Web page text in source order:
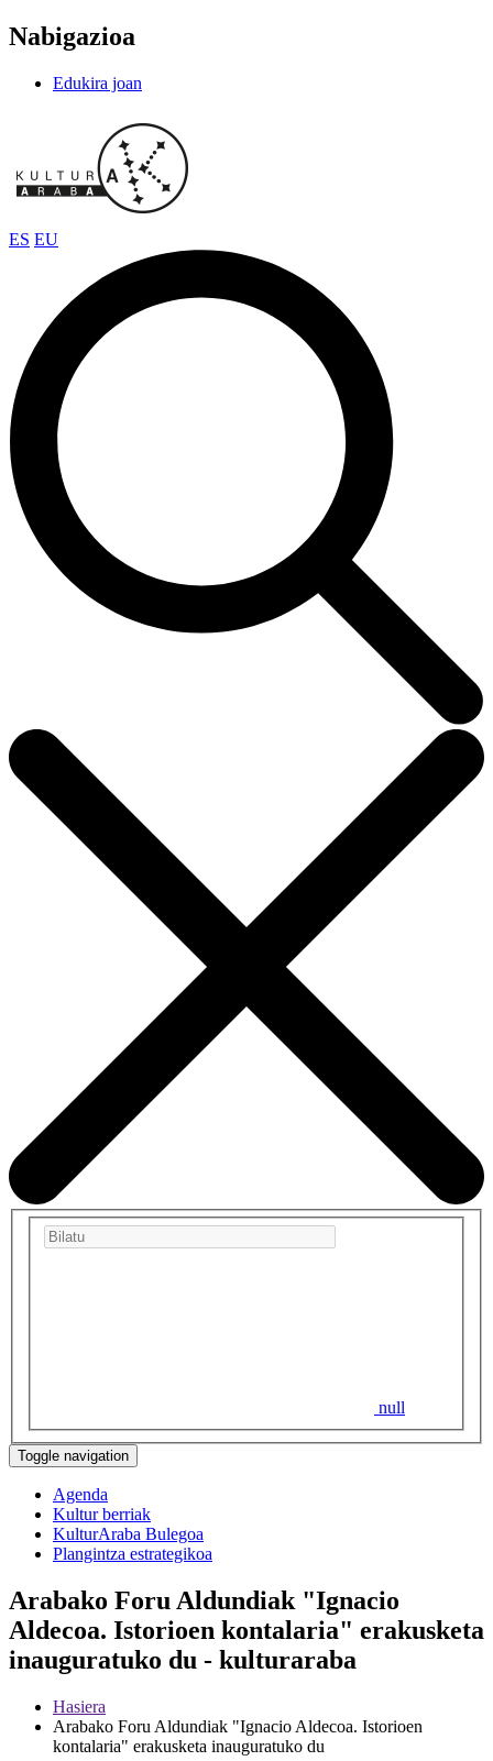
Nabigazioa
Edukira joan
ES EU
null
Toggle navigation
Agenda
Kultur berriak
KulturAraba Bulegoa
Plangintza estrategikoa
Arabako Foru Aldundiak "Ignacio
Aldecoa. Istorioen kontalaria" erakusketa
inauguratuko du - kulturaraba
Hasiera
Arabako Foru Aldundiak "Ignacio Aldecoa. Istorioen
kontalaria" erakusketa inauguratuko du